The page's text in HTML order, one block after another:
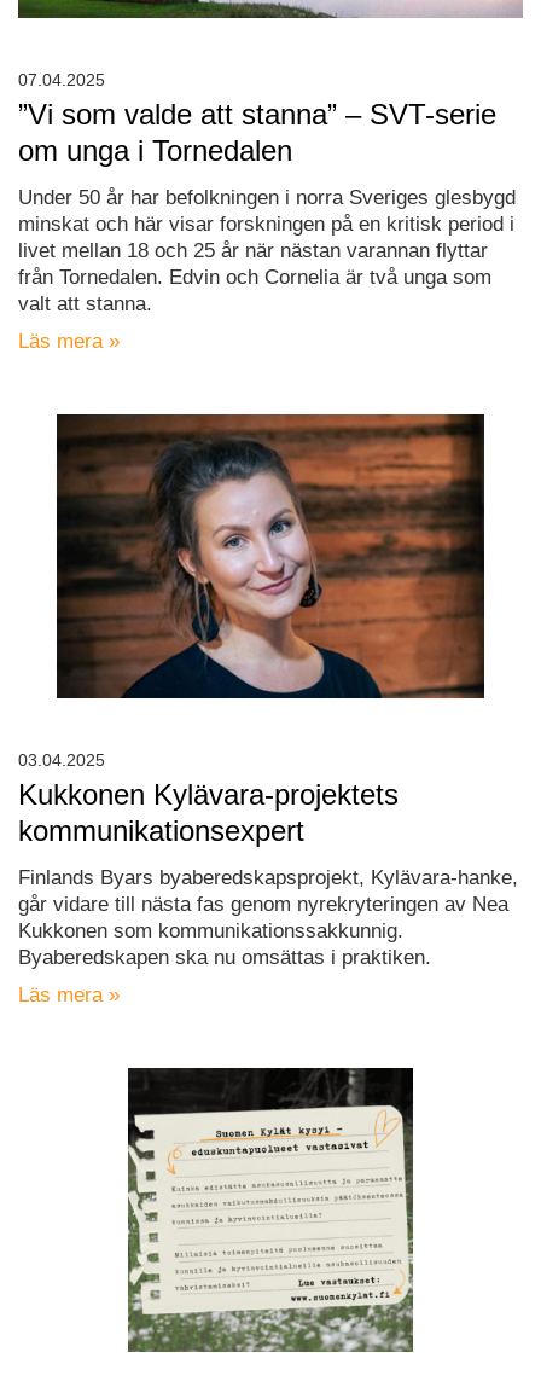
”Vi som valde att stanna” – SVT-serie
om unga i Tornedalen
Under 50 år har befolkningen i norra Sveriges glesbygd
minskat och här visar forskningen på en kritisk period i
livet mellan 18 och 25 år när nästan varannan flyttar
från Tornedalen. Edvin och Cornelia är två unga som
valt att stanna.
Läs mera »
07.04.2025
Kukkonen Kylävara-projektets
kommunikationsexpert
Finlands Byars byaberedskapsprojekt, Kylävara-hanke,
går vidare till nästa fas genom nyrekryteringen av Nea
Kukkonen som kommunikationssakkunnig.
Byaberedskapen ska nu omsättas i praktiken.
Läs mera »
03.04.2025